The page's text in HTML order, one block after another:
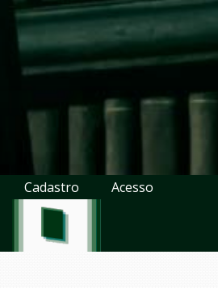
Cadastro Acesso